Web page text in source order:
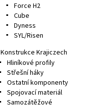
Force H2
Cube
Dyness
SYL/Risen
Konstrukce Krajiczech
Hliníkové profily
Střešní háky
Ostatní komponenty
Spojovací materiál
Samozátěžové